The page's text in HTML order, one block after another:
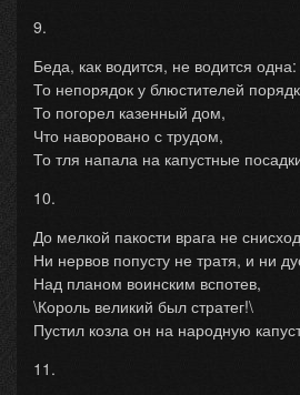
9.
Беда, как водится, не водится одна:
То непорядок у блюстителей
То погорел казенный дом,
Что наворовано с трудом,
То тля напала на капустные
10.
До мелкой пакости врага не
Ни нервов попусту не тратя, и ни
Над планом воинским вспотев,
\Король великий был стратег!\
Пустил козла он на народную
11.